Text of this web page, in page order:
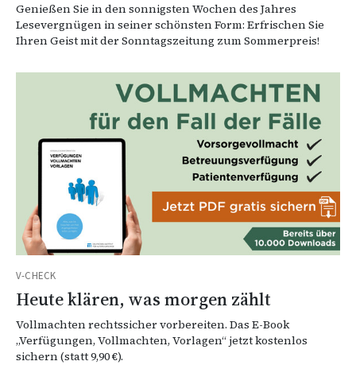
Genießen Sie in den sonnigsten Wochen des Jahres
Lesevergnügen in seiner schönsten Form: Erfrischen Sie
Ihren Geist mit der Sonntagszeitung zum Sommerpreis!
V-CHECK
Heute klären, was morgen zählt
Vollmachten rechtssicher vorbereiten. Das E-Book
„Verfügungen, Vollmachten, Vorlagen“ jetzt kostenlos
sichern (statt 9,90 €).